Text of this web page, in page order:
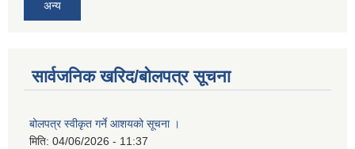
अन्य
सार्वजनिक खरिद/बोलपत्र सूचना
बोलपत्र स्वीकृत गर्ने आशयको सूचना ।
मिति: 04/06/2026 - 11:37